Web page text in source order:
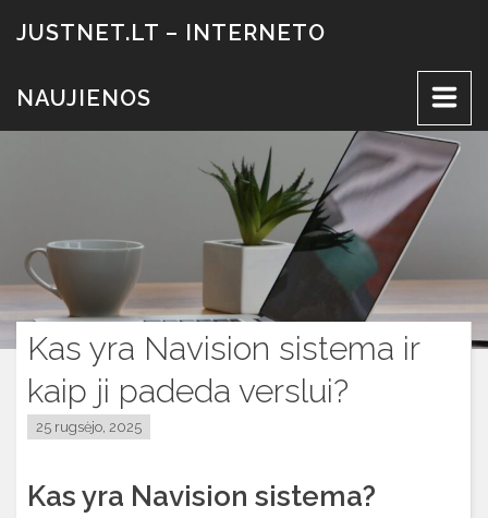
prieJUSTNET.LT – INTERNETO
NAUJIENOS
Kas yra Navision sistema ir
kaip ji padeda verslui?
25 rugsėjo, 2025
Kas yra Navision sistema?